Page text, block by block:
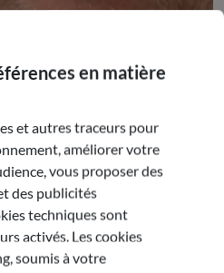
en matière
et autres traceurs pour
améliorer votre
vous proposer des
des publicités
techniques sont
activés. Les cookies
soumis à votre